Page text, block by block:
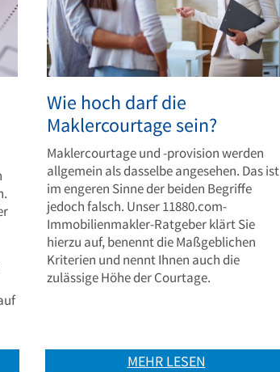
Wie hoch darf die
Maklercourtage sein?
Maklercourtage und -provision werden
allgemein als dasselbe angesehen. Das ist
im engeren Sinne der beiden Begriffe
jedoch falsch. Unser 11880.com-
Immobilienmakler-Ratgeber klärt Sie
hierzu auf, benennt die Maßgeblichen
Kriterien und nennt Ihnen auch die
zulässige Höhe der Courtage.
MEHR LESEN